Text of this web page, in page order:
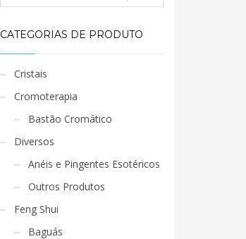
CATEGORIAS DE PRODUTO
Cristais
Cromoterapia
Bastão Cromático
Diversos
Anéis e Pingentes Esotéricos
Outros Produtos
Feng Shui
Baguás